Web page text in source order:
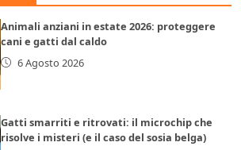
Animali anziani in estate 2026: proteggere
cani e gatti dal caldo
6 Agosto 2026
Gatti smarriti e ritrovati: il microchip che
risolve i misteri (e il caso del sosia belga)